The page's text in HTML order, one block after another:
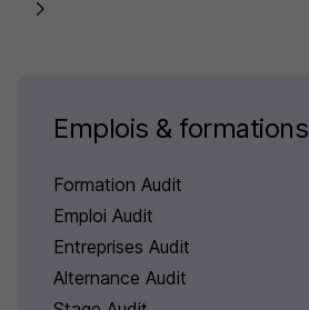
Emplois & formations
Formation Audit
Emploi Audit
Entreprises Audit
Alternance Audit